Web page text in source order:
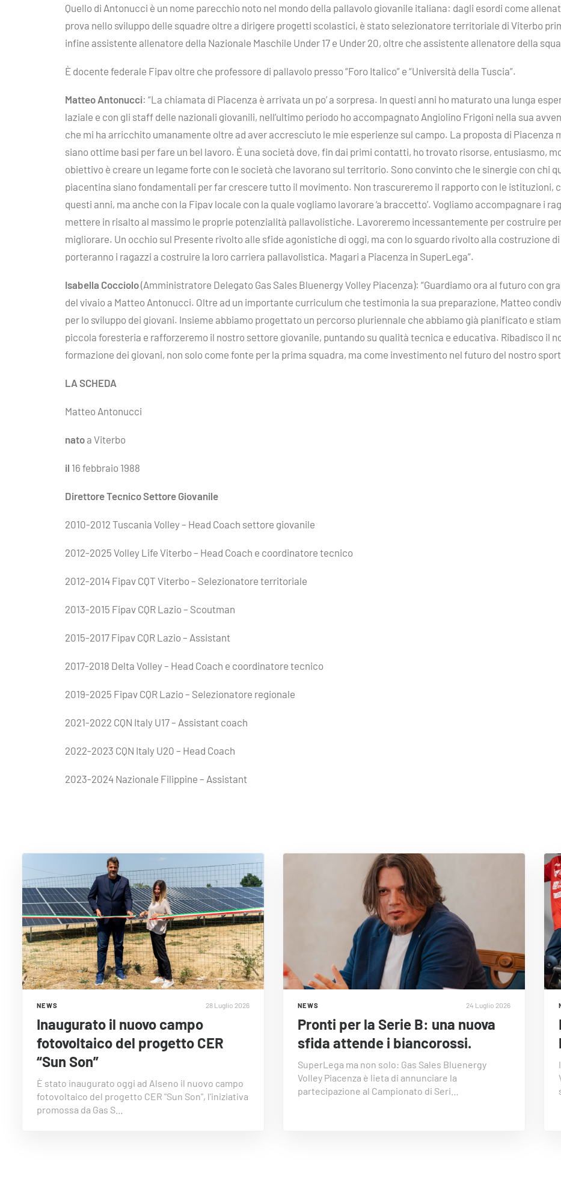
Quello di Antonucci è un nome parecchio noto nel mondo della pallavolo giovanile italiana: dagli esordi come
prova nello sviluppo delle squadre oltre a dirigere progetti scolastici, è stato selezionatore territoriale di Viterbo
infine assistente allenatore della Nazionale Maschile Under 17 e Under 20, oltre che assistente allenatore della
È docente federale Fipav oltre che professore di pallavolo presso “Foro Italico” e “Università della Tuscia”.
Matteo Antonucci: “La chiamata di Piacenza è arrivata un po’ a sorpresa. In questi anni ho maturato una lunga
laziale e con gli staff delle nazionali giovanili, nell’ultimo periodo ho accompagnato Angiolino Frigoni nella sua
che mi ha arricchito umanamente oltre ad aver accresciuto le mie esperienze sul campo. La proposta di Piacenza
siano ottime basi per fare un bel lavoro. È una società dove, fin dai primi contatti, ho trovato risorse, entusiasmo,
obiettivo è creare un legame forte con le società che lavorano sul territorio. Sono convinto che le sinergie con chi
piacentina siano fondamentali per far crescere tutto il movimento. Non trascureremo il rapporto con le istituzioni,
questi anni, ma anche con la Fipav locale con la quale vogliamo lavorare ‘a braccetto’. Vogliamo accompagnare i
mettere in risalto al massimo le proprie potenzialità pallavolistiche. Lavoreremo incessantemente per costruire
migliorare. Un occhio sul Presente rivolto alle sfide agonistiche di oggi, ma con lo sguardo rivolto alla costruzione
porteranno i ragazzi a costruire la loro carriera pallavolistica. Magari a Piacenza in SuperLega”.
Isabella Cocciolo(Amministratore Delegato Gas Sales Bluenergy Volley Piacenza): “Guardiamo ora al futuro con
del vivaio a Matteo Antonucci. Oltre ad un importante curriculum che testimonia la sua preparazione, Matteo
per lo sviluppo dei giovani. Insieme abbiamo progettato un percorso pluriennale che abbiamo già pianificato e
piccola foresteria e rafforzeremo il nostro settore giovanile, puntando su qualità tecnica e educativa. Ribadisco il
formazione dei giovani, non solo come fonte per la prima squadra, ma come investimento nel futuro del nostro
LA SCHEDA
Matteo Antonucci
nato a Viterbo
il 16 febbraio 1988
Direttore Tecnico Settore Giovanile
2010-2012 Tuscania Volley – Head Coach settore giovanile
2012-2025 Volley Life Viterbo – Head Coach e coordinatore tecnico
2012-2014 Fipav CQT Viterbo – Selezionatore territoriale
2013-2015 Fipav CQR Lazio – Scoutman
2015-2017 Fipav CQR Lazio – Assistant
2017-2018 Delta Volley – Head Coach e coordinatore tecnico
2019-2025 Fipav CQR Lazio – Selezionatore regionale
2021-2022 CQN Italy U17 – Assistant coach
2022-2023 CQN Italy U20 – Head Coach
2023-2024 Nazionale Filippine – Assistant
NEWS 28 Luglio 2026
Inaugurato il nuovo campo
fotovoltaico del progetto CER
“Sun Son”
È stato inaugurato oggi ad Alseno il nuovo campo
fotovoltaico del progetto CER "Sun Son", l'iniziativa
promossa da Gas S…
NEWS 24 Luglio 2026
Pronti per la Serie B: una nuova
sfida attende i biancorossi.
SuperLega ma non solo: Gas Sales Bluenergy
Volley Piacenza è lieta di annunciare la
partecipazione al Campionato di Seri…